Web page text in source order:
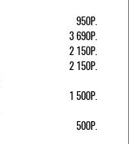
950Р.
3 690Р.
2 150Р.
2 150Р.
1 500Р.
500Р.